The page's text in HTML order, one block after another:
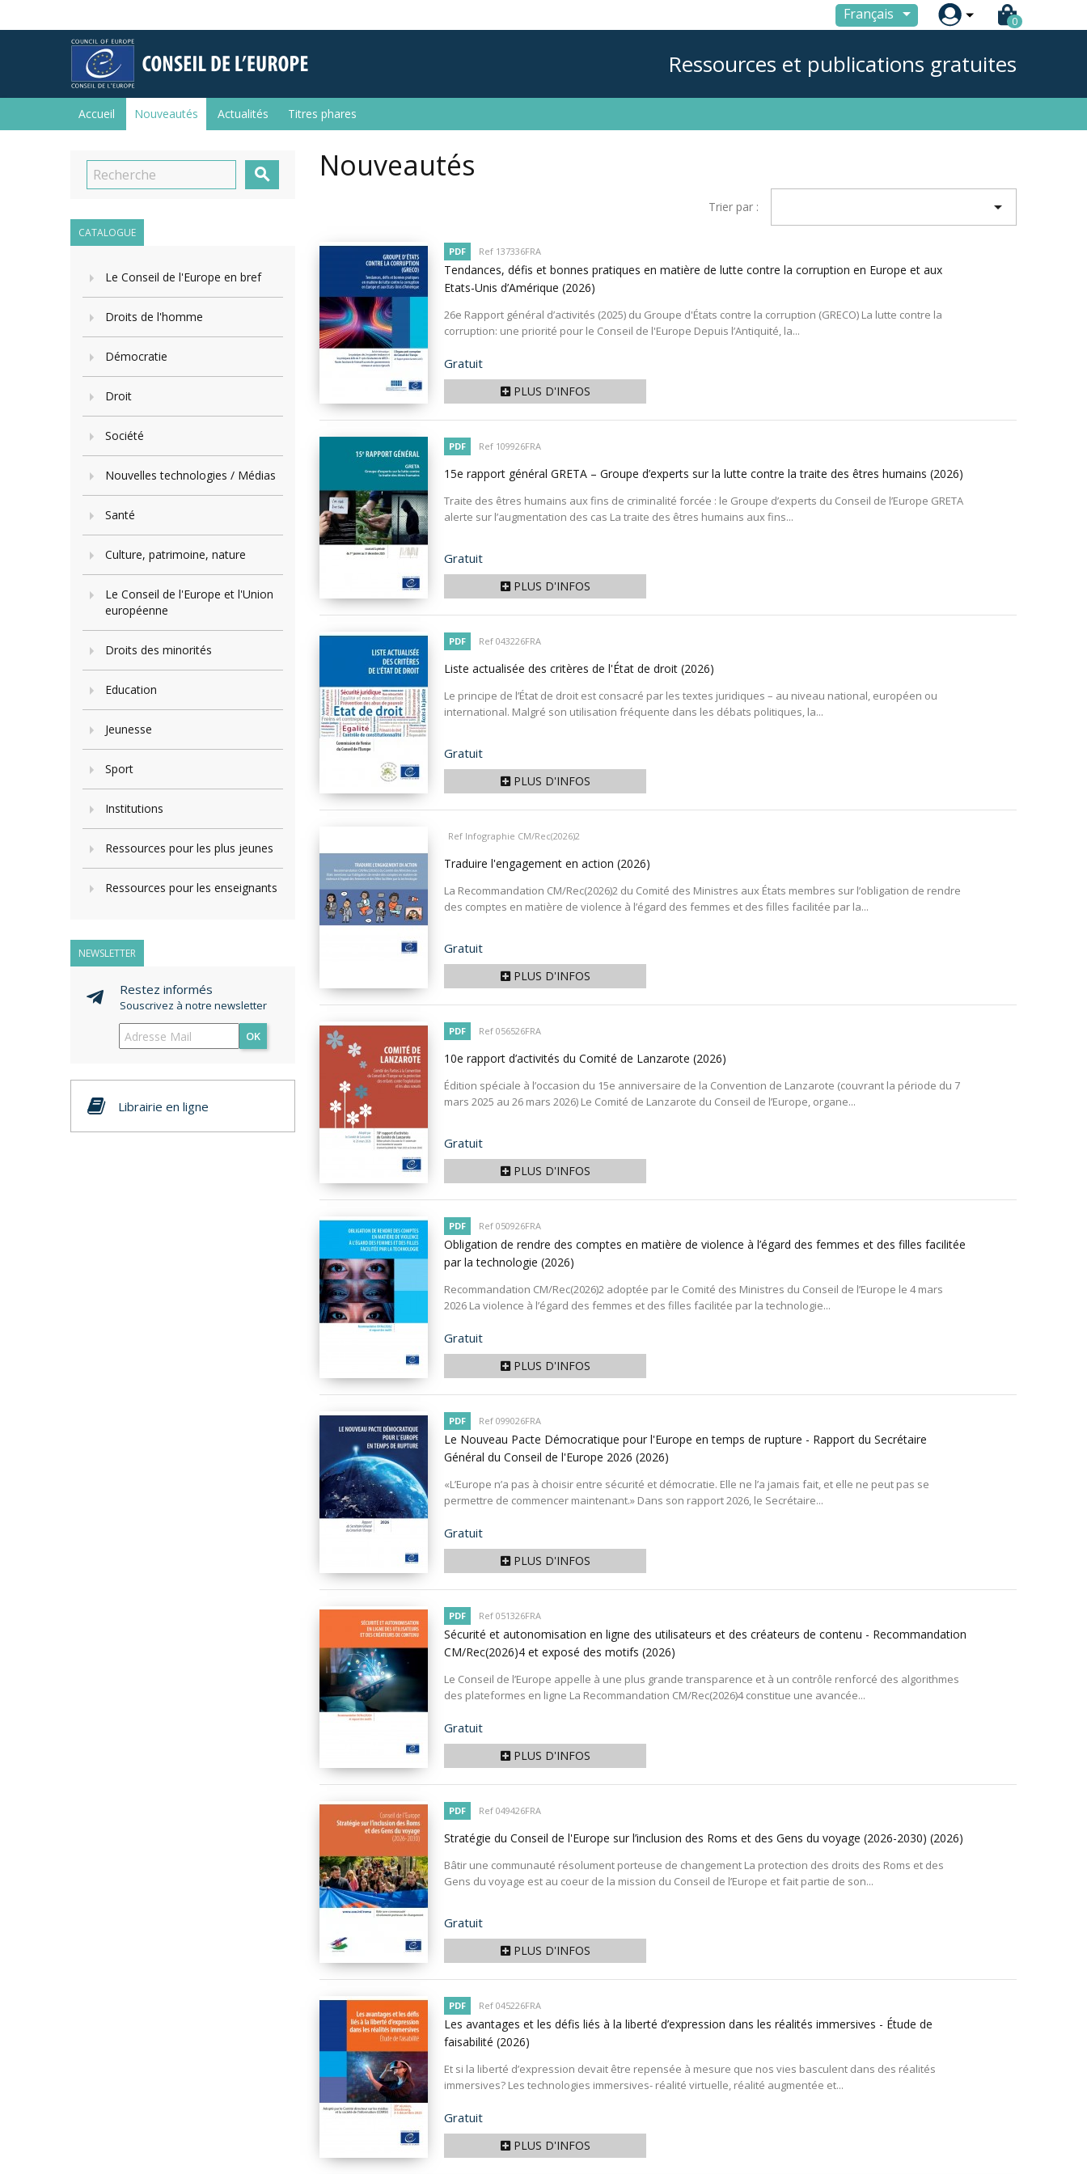
Français  0
Ressources et publications gratuites
Accueil Nouveautés Actualités Titres phares

CATALOGUE
Le Conseil de l'Europe en bref
Droits de l'homme
Démocratie
Droit
Société
Nouvelles technologies / Médias
Santé
Culture, patrimoine, nature
Le Conseil de l'Europe et l'Union
européenne
Droits des minorités
Education
Jeunesse
Sport
Institutions
Ressources pour les plus jeunes
Ressources pour les enseignants
NEWSLETTER
Restez informés
Souscrivez à notre newsletter
OK
Librairie en ligne
Nouveautés
Trier par : 
PDF Ref 137336FRA
Tendances, défis et bonnes pratiques en matière de lutte contre la corruption en Europe et aux
Etats-Unis d’Amérique (2026)
26e Rapport général d’activités (2025) du Groupe d'États contre la corruption (GRECO) La lutte contre la
corruption: une priorité pour le Conseil de l'Europe Depuis l’Antiquité, la...
Prix
Gratuit
PLUS D'INFOS
PDF Ref 109926FRA
15e rapport général GRETA – Groupe d’experts sur la lutte contre la traite des êtres humains (2026)
Traite des êtres humains aux fins de criminalité forcée : le Groupe d’experts du Conseil de l’Europe GRETA
alerte sur l’augmentation des cas La traite des êtres humains aux fins...
Prix
Gratuit
PLUS D'INFOS
PDF Ref 043226FRA
Liste actualisée des critères de l'État de droit (2026)
Le principe de l’État de droit est consacré par les textes juridiques – au niveau national, européen ou
international. Malgré son utilisation fréquente dans les débats politiques, la...
Prix
Gratuit
PLUS D'INFOS
Ref Infographie CM/Rec(2026)2
Traduire l'engagement en action (2026)
La Recommandation CM/Rec(2026)2 du Comité des Ministres aux États membres sur l’obligation de rendre
des comptes en matière de violence à l’égard des femmes et des filles facilitée par la...
Prix
Gratuit
PLUS D'INFOS
PDF Ref 056526FRA
10e rapport d’activités du Comité de Lanzarote (2026)
Édition spéciale à l’occasion du 15e anniversaire de la Convention de Lanzarote (couvrant la période du 7
mars 2025 au 26 mars 2026) Le Comité de Lanzarote du Conseil de l’Europe, organe...
Prix
Gratuit
PLUS D'INFOS
PDF Ref 050926FRA
Obligation de rendre des comptes en matière de violence à l’égard des femmes et des filles facilitée
par la technologie (2026)
Recommandation CM/Rec(2026)2 adoptée par le Comité des Ministres du Conseil de l’Europe le 4 mars
2026 La violence à l’égard des femmes et des filles facilitée par la technologie...
Prix
Gratuit
PLUS D'INFOS
PDF Ref 099026FRA
Le Nouveau Pacte Démocratique pour l'Europe en temps de rupture - Rapport du Secrétaire
Général du Conseil de l'Europe 2026 (2026)
«L’Europe n’a pas à choisir entre sécurité et démocratie. Elle ne l’a jamais fait, et elle ne peut pas se
permettre de commencer maintenant.» Dans son rapport 2026, le Secrétaire...
Prix
Gratuit
PLUS D'INFOS
PDF Ref 051326FRA
Sécurité et autonomisation en ligne des utilisateurs et des créateurs de contenu - Recommandation
CM/Rec(2026)4 et exposé des motifs (2026)
Le Conseil de l’Europe appelle à une plus grande transparence et à un contrôle renforcé des algorithmes
des plateformes en ligne La Recommandation CM/Rec(2026)4 constitue une avancée...
Prix
Gratuit
PLUS D'INFOS
PDF Ref 049426FRA
Stratégie du Conseil de l'Europe sur l’inclusion des Roms et des Gens du voyage (2026-2030) (2026)
Bâtir une communauté résolument porteuse de changement La protection des droits des Roms et des
Gens du voyage est au coeur de la mission du Conseil de l’Europe et fait partie de son...
Prix
Gratuit
PLUS D'INFOS
PDF Ref 045226FRA
Les avantages et les défis liés à la liberté d’expression dans les réalités immersives - Étude de
faisabilité (2026)
Et si la liberté d’expression devait être repensée à mesure que nos vies basculent dans des réalités
immersives? Les technologies immersives- réalité virtuelle, réalité augmentée et...
Prix
Gratuit
PLUS D'INFOS